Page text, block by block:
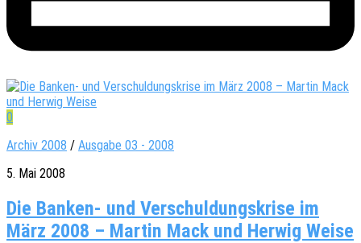
0
Archiv 2008 / Ausgabe 03 - 2008
5. Mai 2008
Die Banken- und Verschuldungskrise im
März 2008 – Martin Mack und Herwig Weise